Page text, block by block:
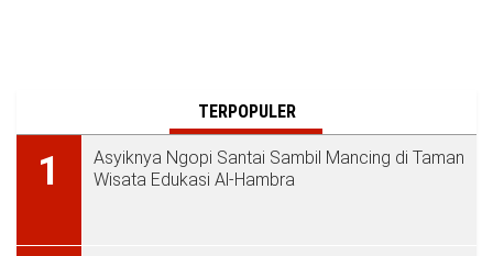
TERPOPULER
1
Asyiknya Ngopi Santai Sambil Mancing di Taman
Wisata Edukasi Al-Hambra